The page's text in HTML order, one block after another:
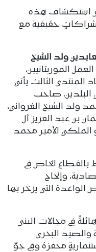
استكشاف هذه
شراكاتٍ حقيقية مع
ولد الشيخ
الموريتانيين،
الثالث يأتي
البلدين، صاحب
ولد الشيخ الغزواني،
بن عبد العزيز آل
الأمير محمد
الخاص في
وإنجاح
الواعدة التي يزخر بها
في مجالات البنى
والصيد البحري
محفزة وفي جوّ